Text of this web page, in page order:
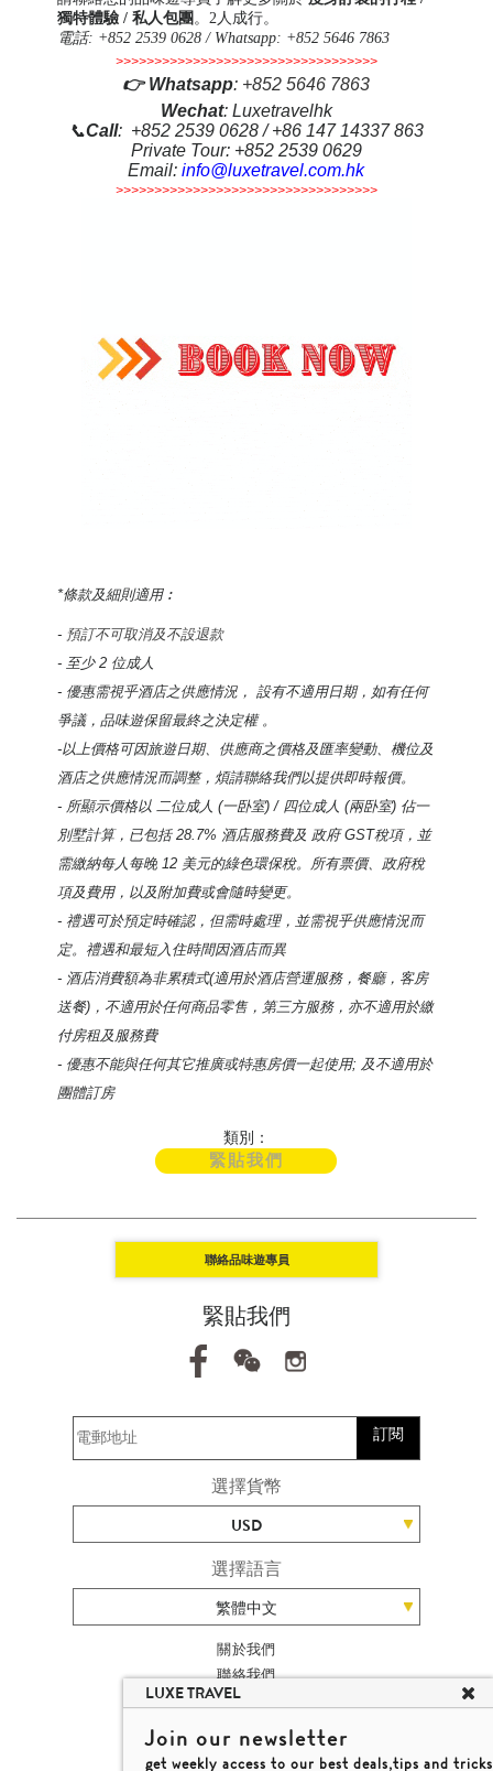
獨特體驗 / 私人包團 。2人成行。
電話: +852 2539 0628 / Whatsapp: +852 5646 7863
>>>>>>>>>>>>>>>>>>>>>>>>>>>>>>>>>>
👉Whatsapp: +852 5646 7863
Wechat: Luxetravelhk
📞Call: +852 2539 0628 / +86 147 14337 863
Private Tour: +852 2539 0629
Email:info@luxetravel.com.hk
>>>>>>>>>>>>>>>>>>>>>>>>>>>>>>>>>>
*條款及細則適用︰
- 預訂不可取消及不設退款
- 至少 2 位成人
- 優惠需視乎酒店之供應情況，設有不適用日期，如有任何
爭議，品味遊保留最終之決定權 。
-以上價格可因旅遊日期、供應商之價格及匯率變動、機位及
酒店之供應情況而調整，煩請聯絡我們以提供即時報價。
- 所顯示價格以 二位成人 (一卧室) / 四位成人 (兩卧室) 佔一
別墅計算，已包括 28.7% 酒店服務費及 政府 GST稅項，並
需繳納每人每晚 12 美元的綠色環保稅。所有票價、政府稅
項及費用，以及附加費或會隨時變更。
- 禮遇可於預定時確認，但需時處理，並需視乎供應情況而
定。禮遇和最短入住時間因酒店而異
- 酒店消費額為非累積式(適用於酒店營運服務，餐廳，客房
送餐)，不適用於任何商品零售，第三方服務，亦不適用於繳
付房租及服務費
- 優惠不能與任何其它推廣或特惠房價一起使用; 及不適用於
團體訂房
類別：
緊貼我們
聯絡品味遊專員
緊貼我們
訂閱
選擇貨幣
USD
選擇語言
繁體中文
關於我們
聯絡我們
加入我們
旅遊網站地圖
楊廸深品味遊
LUXE TRAVEL
Join our newsletter
get weekly access to our best deals,tips and tricks